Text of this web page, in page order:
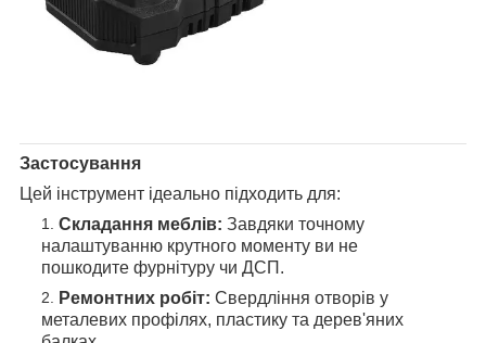
Застосування
Цей інструмент ідеально підходить для:
Складання меблів: Завдяки точному
налаштуванню крутного моменту ви не
пошкодите фурнітуру чи ДСП.
Ремонтних робіт: Свердління отворів у
металевих профілях, пластику та дерев'яних